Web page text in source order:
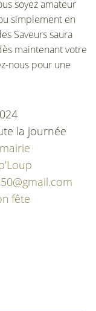
soyez amateur
simplement en
Saveurs saura
maintenant votre
nous pour une
la journée
fête